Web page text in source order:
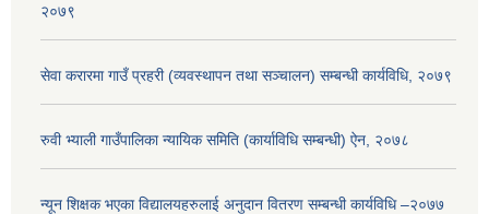
२०७९
सेवा करारमा गाउँ प्रहरी (व्यवस्थापन तथा सञ्चालन) सम्बन्धी कार्यविधि, २०७९
रुवी भ्याली गाउँपालिका न्यायिक समिति (कार्याविधि सम्बन्धी) ऐन, २०७८
न्यून शिक्षक भएका ‍विद्यालयहरुलाई अनुदान वितरण सम्बन्धी कार्यविधि –२०७७